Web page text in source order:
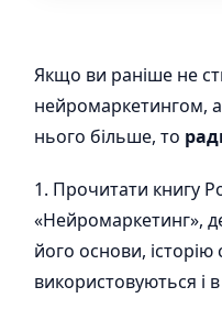
Якщо ви раніше не
нейромаркетингом,
нього більше, то
1. Прочитати книгу
«Нейромаркетинг»,
його основи,
використовуються і в